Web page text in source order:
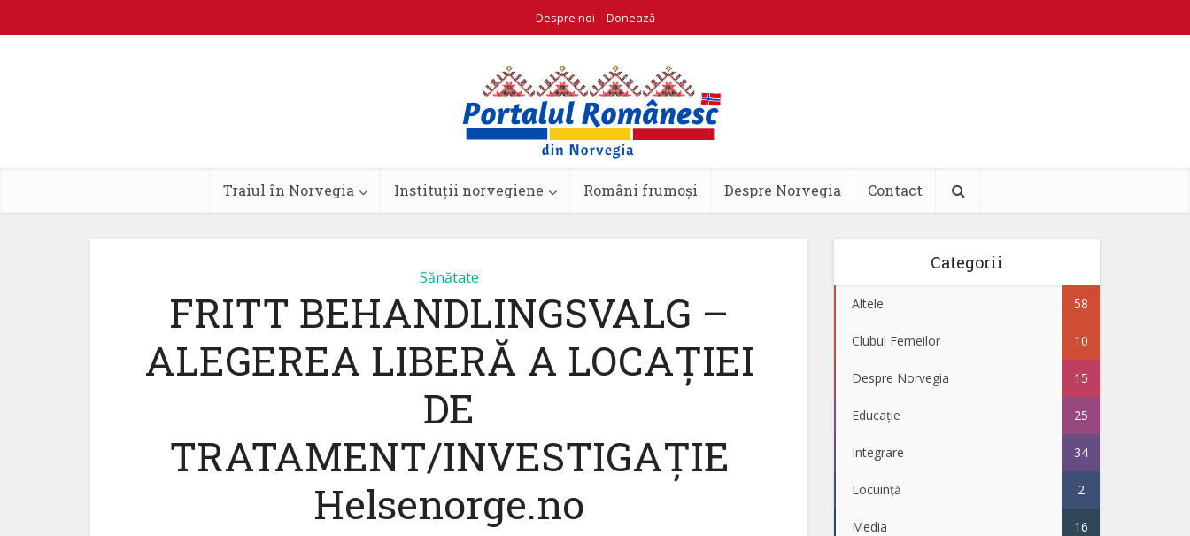
Despre noi Donează
Traiul în Norvegia Instituții norvegiene Români frumoși Despre Norvegia Contact
Sănătate
FRITT BEHANDLINGSVALG –
ALEGEREA LIBERĂ A LOCAȚIEI
DE
TRATAMENT/INVESTIGAȚIE
Helsenorge.no
Categorii
Altele 58
Clubul Femeilor 10
Despre Norvegia 15
Educație 25
Integrare 34
Locuință 2
Media 16